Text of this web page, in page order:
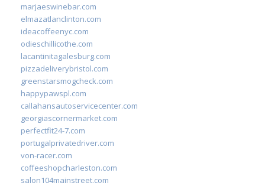
marjaeswinebar.com
elmazatlanclinton.com
ideacoffeenyc.com
odieschillicothe.com
lacantinitagalesburg.com
pizzadeliverybristol.com
greenstarsmogcheck.com
happypawspl.com
callahansautoservicecenter.com
georgiascornermarket.com
perfectfit24-7.com
portugalprivatedriver.com
von-racer.com
coffeeshopcharleston.com
salon104mainstreet.com